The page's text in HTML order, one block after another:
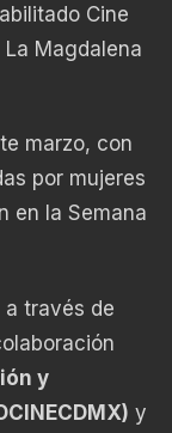
Cine
Magdalena
marzo, con
por mujeres
en la Semana
a través de
y
y